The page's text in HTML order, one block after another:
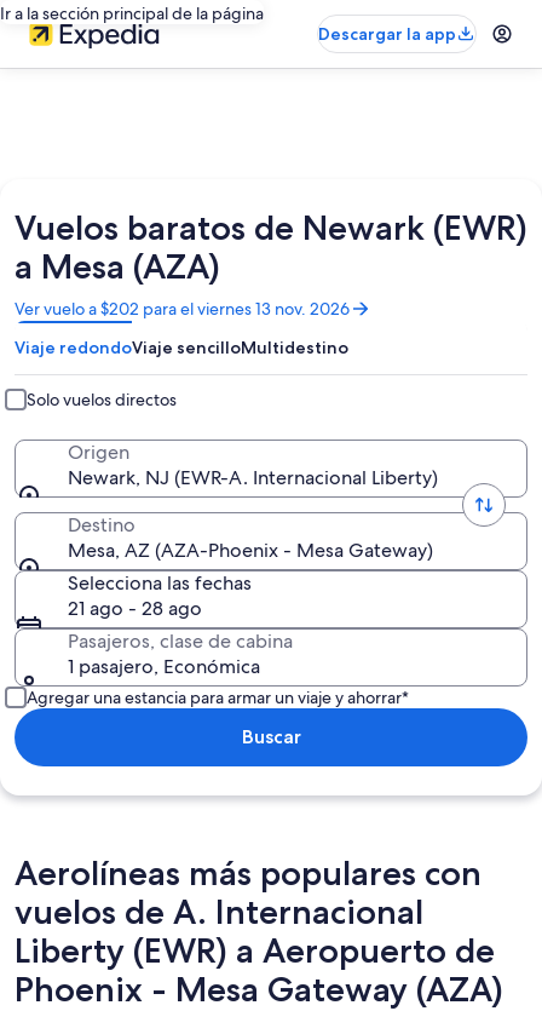
Ir a la sección principal de la página
Descargar la app
Vuelos baratos de Newark (EWR)
a Mesa (AZA)
Ver vuelo a $202 para el viernes 13 nov. 2026
Se
abrirá
en
una
nueva
ventana
Viaje redondoViaje sencilloMultidestino
Solo vuelos directos
Origen
Newark, NJ (EWR-A. Internacional Liberty)
Destino
Mesa, AZ (AZA-Phoenix - Mesa Gateway)
Selecciona las fechas
21 ago - 28 ago
Pasajeros, clase de cabina
1 pasajero, Económica
Agregar una estancia para armar un viaje y ahorrar*
Buscar
Aerolíneas más populares con
vuelos de A. Internacional
Liberty (EWR) a Aeropuerto de
Phoenix - Mesa Gateway (AZA)